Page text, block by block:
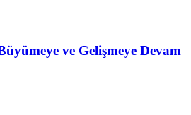
ve Gelişmeye Devam